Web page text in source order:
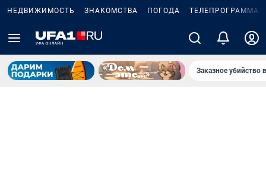
НЕДВИЖИМОСТЬ ЗНАКОМСТВА ПОГОДА ТЕЛЕПРОГРАММА
Заказное убийство